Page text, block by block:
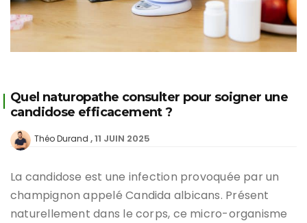
Quel naturopathe consulter pour soigner une
candidose efficacement ?
Théo Durand 11 JUIN 2025
La candidose est une infection provoquée par un
champignon appelé Candida albicans. Présent
naturellement dans le corps, ce micro-organisme